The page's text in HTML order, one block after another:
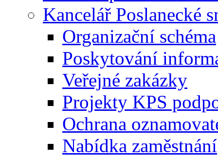
Kancelář Poslanecké
Organizační schéma
Poskytování
Veřejné zakázky
Projekty KPS
Ochrana
Nabídka zaměstnání